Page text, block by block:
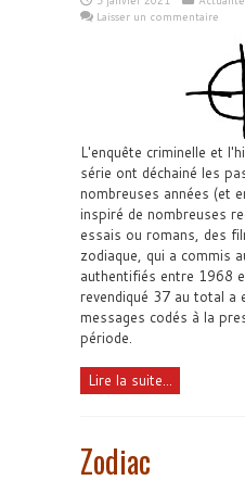
Laisser un commentaire
L'enquête criminelle et
série ont déchainé les
nombreuses années (et
inspiré de nombreuses
essais ou romans, des
zodiaque, qui a commis
authentifiés entre 1968
revendiqué 37 au total a
messages codés à la
période.
Lire la suite...
Zodiac